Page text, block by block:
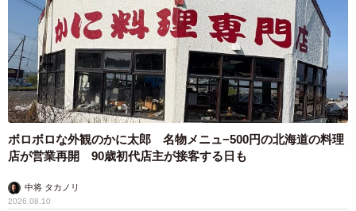
ボロボロな外観のかに太郎 名物メニュ−500円の北海道の料理
店が営業再開 90歳初代店主が接客する日も
中将 タカノリ
2026.08.10